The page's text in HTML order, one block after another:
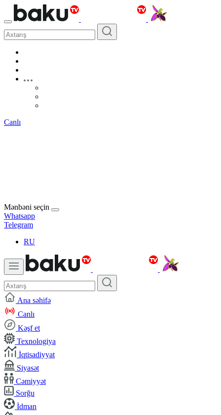
Canlı
Mənbəni seçin
Whatsapp
Telegram
RU
Ana səhifə
Canlı
Kəşf et
Texnologiya
İqtisadiyyat
Siyasət
Cəmiyyət
Sorğu
İdman